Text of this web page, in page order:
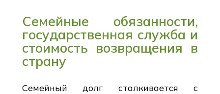
Семейные обязанности,
государственная служба и
стоимость возвращения в
страну
Семейный долг сталкивается с